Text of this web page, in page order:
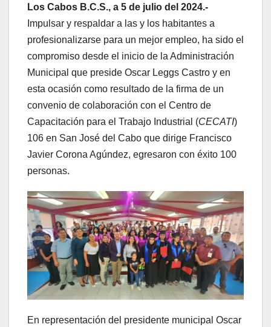
Los Cabos B.C.S., a 5 de julio del 2024.-
Impulsar y respaldar a las y los habitantes a
profesionalizarse para un mejor empleo, ha sido el
compromiso desde el inicio de la Administración
Municipal que preside Oscar Leggs Castro y en
esta ocasión como resultado de la firma de un
convenio de colaboración con el Centro de
Capacitación para el Trabajo Industrial (CECATI)
106 en San José del Cabo que dirige Francisco
Javier Corona Agúndez, egresaron con éxito 100
personas.
En representación del presidente municipal Oscar